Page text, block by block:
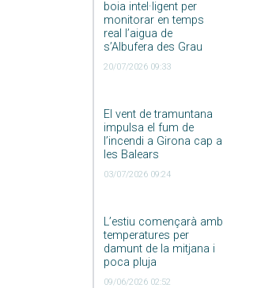
boia intel·ligent per
monitorar en temps
real l’aigua de
s’Albufera des Grau
20/07/2026 09:33
El vent de tramuntana
impulsa el fum de
l’incendi a Girona cap a
les Balears
03/07/2026 09:24
L’estiu començarà amb
temperatures per
damunt de la mitjana i
poca pluja
09/06/2026 02:52